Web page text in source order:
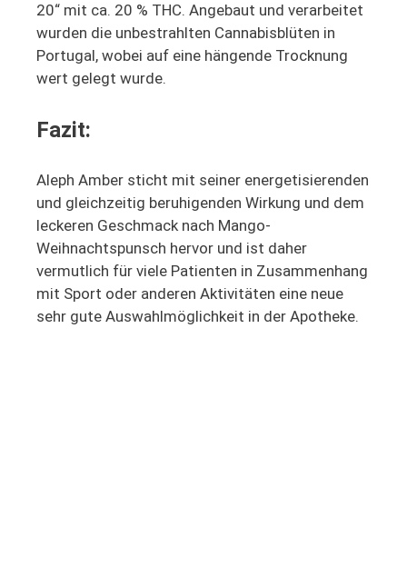
20“ mit ca. 20 % THC. Angebaut und verarbeitet
wurden die unbestrahlten Cannabisblüten in
Portugal, wobei auf eine hängende Trocknung
wert gelegt wurde.
Fazit:
Aleph Amber sticht mit seiner energetisierenden
und gleichzeitig beruhigenden Wirkung und dem
leckeren Geschmack nach Mango-
Weihnachtspunsch hervor und ist daher
vermutlich für viele Patienten in Zusammenhang
mit Sport oder anderen Aktivitäten eine neue
sehr gute Auswahlmöglichkeit in der Apotheke.